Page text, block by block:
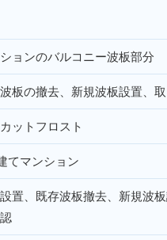
ョンのバルコニー波板部分
板の撤去、新規波板設置、
ットフロスト
てマンション
置、既存波板撤去、新規波